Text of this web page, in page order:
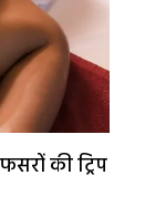
की ट्रिप